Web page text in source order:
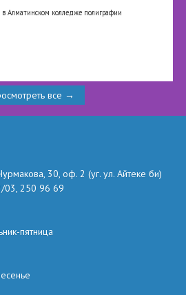
Алматинском колледже полиграфии
все →
30, оф. 2 (уг. ул. Айтеке би)
/03, 250 96 69
пятница